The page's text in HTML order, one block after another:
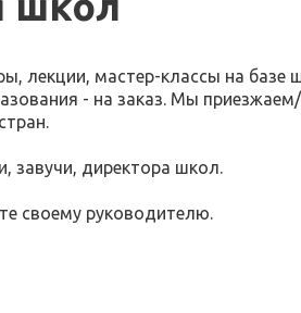
лекции, мастер-классы на базе
- на заказ. Мы
завучи, директора школ.
своему руководителю.